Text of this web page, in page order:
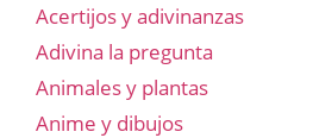
Acertijos y adivinanzas
Adivina la pregunta
Animales y plantas
Anime y dibujos